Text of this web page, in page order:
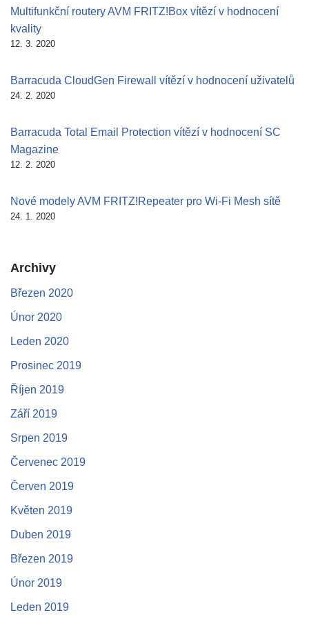
Multifunkční routery AVM FRITZ!Box vítězí v hodnocení
kvality
12. 3. 2020
Barracuda CloudGen Firewall vítězí v hodnocení uživatelů
24. 2. 2020
Barracuda Total Email Protection vítězí v hodnocení SC
Magazine
12. 2. 2020
Nové modely AVM FRITZ!Repeater pro Wi-Fi Mesh sítě
24. 1. 2020
Archivy
Březen 2020
Únor 2020
Leden 2020
Prosinec 2019
Říjen 2019
Září 2019
Srpen 2019
Červenec 2019
Červen 2019
Květen 2019
Duben 2019
Březen 2019
Únor 2019
Leden 2019